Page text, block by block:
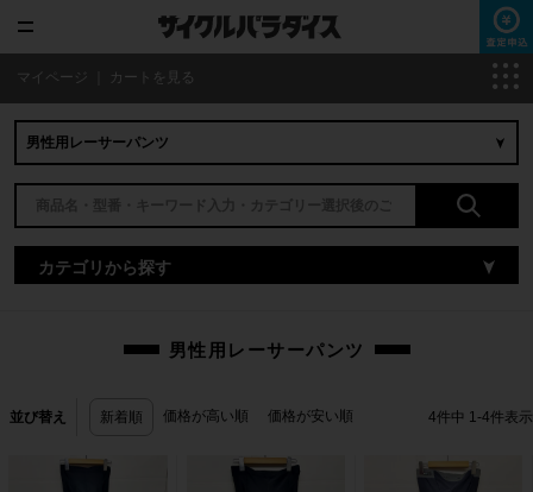
マイページ カートを見る
カテゴリから探す
男性用レーサーパンツ
並び替え 新着順 価格が高い順 価格が安い順 4件中 1-4件表示